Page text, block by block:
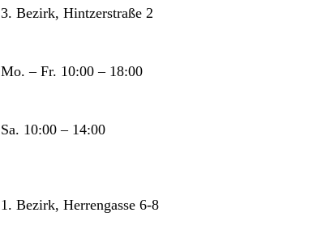
3. Bezirk, Hintzerstraße 2
Mo. – Fr. 10:00 – 18:00
Sa. 10:00 – 14:00
1. Bezirk, Herrengasse 6-8